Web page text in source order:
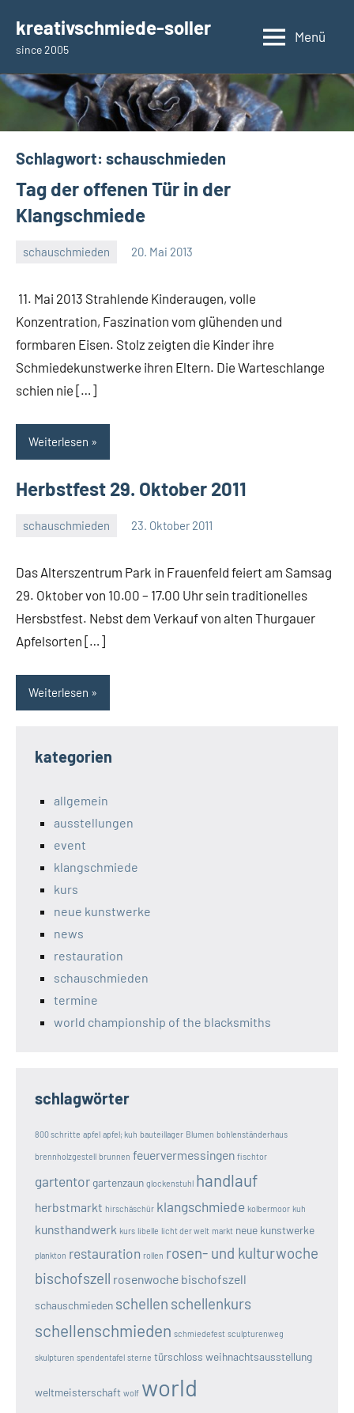
Inhalt
springen
kreativschmiede-soller
since 2005
Menü
Schlagwort: schauschmieden
Tag der offenen Tür in der
Klangschmiede
schauschmieden 20. Mai 2013
11. Mai 2013 Strahlende Kinderaugen, volle
Konzentration, Faszination vom glühenden und
formbaren Eisen. Stolz zeigten die Kinder ihre
Schmiedekunstwerke ihren Eltern. Die Warteschlange
schien nie […]
Weiterlesen
Herbstfest 29. Oktober 2011
schauschmieden 23. Oktober 2011
Das Alterszentrum Park in Frauenfeld feiert am Samsag
29. Oktober von 10.00 – 17.00 Uhr sein traditionelles
Hersbstfest. Nebst dem Verkauf von alten Thurgauer
Apfelsorten […]
Weiterlesen
kategorien
allgemein
ausstellungen
event
klangschmiede
kurs
neue kunstwerke
news
restauration
schauschmieden
termine
world championship of the blacksmiths
schlagwörter
800 schritte apfel apfel; kuh bauteillager Blumen bohlenständerhaus
brennholzgestell brunnen feuervermessingen fischtor
gartentor gartenzaun glockenstuhl handlauf
herbstmarkt hirschäschür klangschmiede kolbermoor kuh
kunsthandwerk kurs libelle licht der welt markt neue kunstwerke
plankton restauration rollen rosen- und kulturwoche
bischofszell rosenwoche bischofszell
schauschmieden schellen schellenkurs
schellenschmieden schmiedefest sculpturenweg
skulpturen spendentafel sterne türschloss weihnachtsausstellung
weltmeisterschaft wolf world